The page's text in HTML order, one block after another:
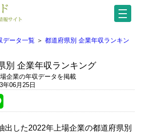
データ一覧 ＞ 都道府県別 企業年収ランキン
別 企業年収ランキング
企業の年収データを掲載
年06月25日
出した2022年上場企業の都道府県別